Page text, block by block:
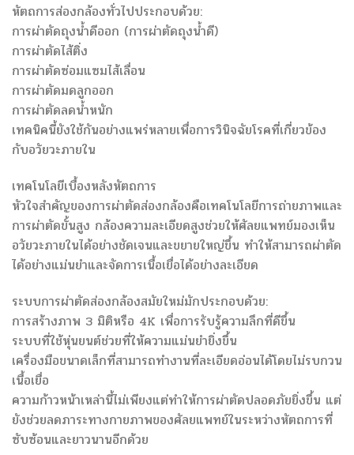
หัตถการส่องกล้องทั่วไปประกอบด้วย:
การผ่าตัดถุงน้ำดีออก (การผ่าตัดถุงน้ำดี)
การผ่าตัดไส้ติ่ง
การผ่าตัดซ่อมแซมไส้เลื่อน
การผ่าตัดมดลูกออก
การผ่าตัดลดน้ำหนัก
เทคนิคนี้ยังใช้กันอย่างแพร่หลายเพื่อการวินิจฉัยโรคที่เกี่ยวข้อง
กับอวัยวะภายใน
เทคโนโลยีเบื้องหลังหัตถการ
หัวใจสำคัญของการผ่าตัดส่องกล้องคือเทคโนโลยีการถ่ายภาพและ
การผ่าตัดขั้นสูง กล้องความละเอียดสูงช่วยให้ศัลยแพทย์มองเห็น
อวัยวะภายในได้อย่างชัดเจนและขยายใหญ่ขึ้น ทำให้สามารถผ่าตัด
ได้อย่างแม่นยำและจัดการเนื้อเยื่อได้อย่างละเอียด
ระบบการผ่าตัดส่องกล้องสมัยใหม่มักประกอบด้วย:
การสร้างภาพ 3 มิติหรือ 4K เพื่อการรับรู้ความลึกที่ดีขึ้น
ระบบที่ใช้หุ่นยนต์ช่วยที่ให้ความแม่นยำยิ่งขึ้น
เครื่องมือขนาดเล็กที่สามารถทำงานที่ละเอียดอ่อนได้โดยไม่รบกวน
เนื้อเยื่อ
ความก้าวหน้าเหล่านี้ไม่เพียงแต่ทำให้การผ่าตัดปลอดภัยยิ่งขึ้น แต่
ยังช่วยลดภาระทางกายภาพของศัลยแพทย์ในระหว่างหัตถการที่
ซับซ้อนและยาวนานอีกด้วย